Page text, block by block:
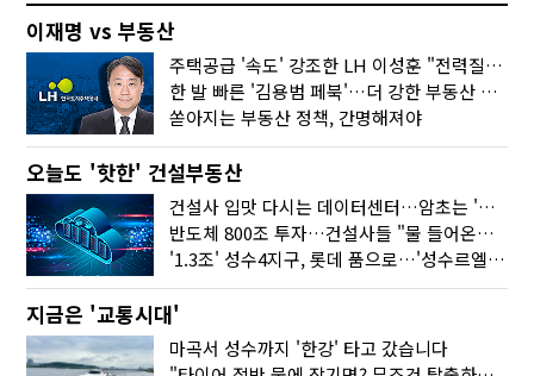
이재명 vs 부동산
주택공급 '속도' 강조한 LH 이성훈 "전력질주해야"
한 발 빠른 '김용범 페북'…더 강한 부동산 규제 나오나
쏟아지는 부동산 정책, 간명해져야
오늘도 '핫한' 건설부동산
건설사 입맛 다시는 데이터센터…암초는 '주민 반대'
반도체 800조 투자…건설사들 "물 들어온다!"
'1.3조' 성수4지구, 롯데 품으로…'성수르엘 S70' 거듭
지금은 '교통시대'
마곡서 성수까지 '한강' 타고 갔습니다